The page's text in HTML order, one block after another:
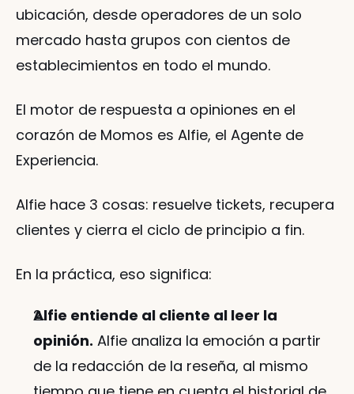
ubicación, desde operadores de un solo
mercado hasta grupos con cientos de
establecimientos en todo el mundo.
El motor de respuesta a opiniones en el
corazón de Momos es Alfie, el Agente de
Experiencia.
Alfie hace 3 cosas: resuelve tickets, recupera
clientes y cierra el ciclo de principio a fin.
En la práctica, eso significa:
Alfie entiende al cliente al leer la
opinión. Alfie analiza la emoción a partir
de la redacción de la reseña, al mismo